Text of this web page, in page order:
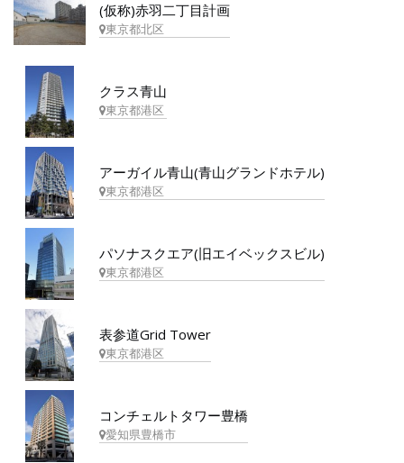
(仮称)赤羽二丁目計画
東京都北区
クラス青山
東京都港区
アーガイル青山(青山グランドホテル)
東京都港区
パソナスクエア(旧エイベックスビル)
東京都港区
表参道Grid Tower
東京都港区
コンチェルトタワー豊橋
愛知県豊橋市